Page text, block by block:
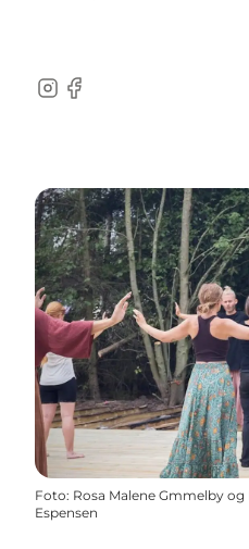
Instagram
Facebook
Foto: Rosa Malene Gmmelby
Espensen